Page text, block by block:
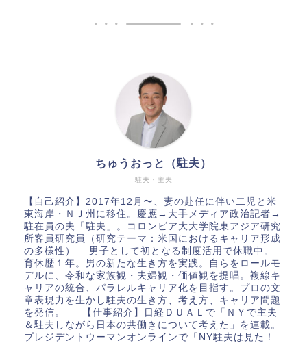
駐夫・主夫
ちゅうおっと（駐夫）
【自己紹介】2017年12月〜、妻の赴任に伴い二児と米
東海岸・ＮＪ州に移住。慶應→大手メディア政治記者→
駐在員の夫「駐夫」。コロンビア大大学院東アジア研究
所客員研究員（研究テーマ：米国におけるキャリア形成
の多様性） 男子として初となる制度活用で休職中。
育休歴１年。男の新たな生き方を実践。自らをロールモ
デルに、令和な家族観・夫婦観・価値観を提唱。複線キ
ャリアの統合、パラレルキャリア化を目指す。プロの文
章表現力を生かし駐夫の生き方、考え方、キャリア問題
を発信。 【仕事紹介】日経ＤＵＡＬで「ＮＹで主夫
＆駐夫しながら日本の共働きについて考えた」を連載。
プレジデントウーマンオンラインで「NY駐夫は見た！